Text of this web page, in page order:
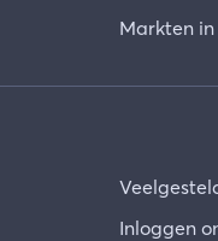
Markten
Inloggen